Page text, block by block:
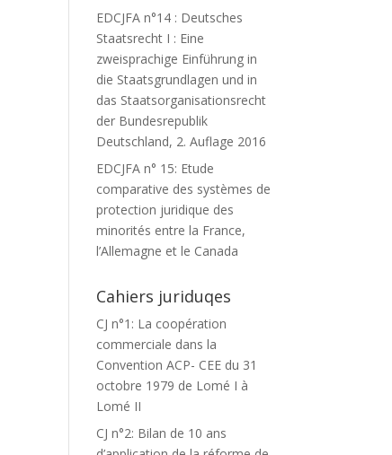
EDCJFA n°14 : Deutsches
Staatsrecht I : Eine
zweisprachige Einführung in
die Staatsgrundlagen und in
das Staatsorganisationsrecht
der Bundesrepublik
Deutschland, 2. Auflage 2016
EDCJFA n° 15: Etude
comparative des systèmes de
protection juridique des
minorités entre la France,
l’Allemagne et le Canada
Cahiers juriduqes
CJ n°1: La coopération
commerciale dans la
Convention ACP- CEE du 31
octobre 1979 de Lomé I à
Lomé II
CJ n°2: Bilan de 10 ans